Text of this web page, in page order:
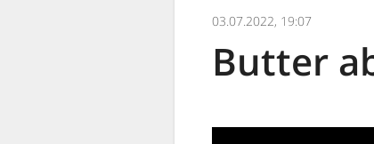
03.07.2022, 19:07
Butter